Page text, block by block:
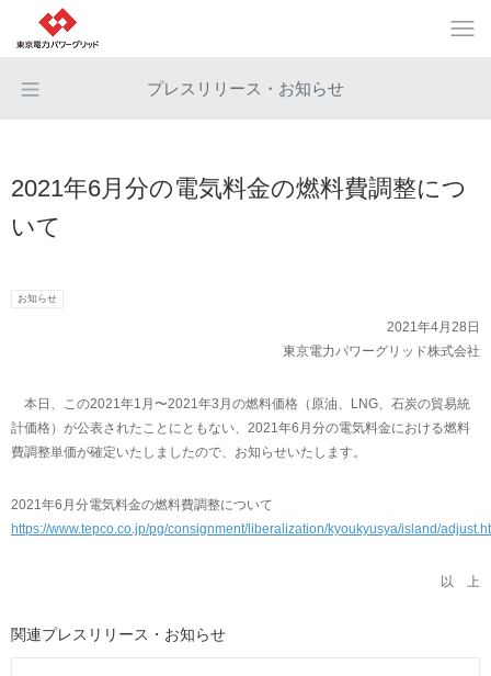
プレスリリース・お知らせ
2021年6月分の電気料金の燃料費調整につ
いて
お知らせ
2021年4月28日
東京電力パワーグリッド株式会社
本日、この2021年1月〜2021年3月の燃料価格（原油、LNG、石炭の貿易統
計価格）が公表されたことにともない、2021年6月分の電気料金における燃料
費調整単価が確定いたしましたので、お知らせいたします。
2021年6月分電気料金の燃料費調整について
https://www.tepco.co.jp/pg/consignment/liberalization/kyoukyusya/island/
以 上
関連プレスリリース・お知らせ